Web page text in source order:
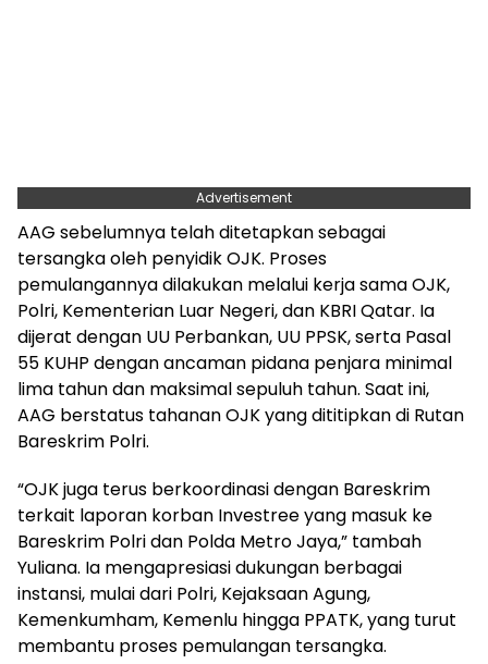
Advertisement
AAG sebelumnya telah ditetapkan sebagai
tersangka oleh penyidik OJK. Proses
pemulangannya dilakukan melalui kerja sama OJK,
Polri, Kementerian Luar Negeri, dan KBRI Qatar. Ia
dijerat dengan UU Perbankan, UU PPSK, serta Pasal
55 KUHP dengan ancaman pidana penjara minimal
lima tahun dan maksimal sepuluh tahun. Saat ini,
AAG berstatus tahanan OJK yang dititipkan di Rutan
Bareskrim Polri.
“OJK juga terus berkoordinasi dengan Bareskrim
terkait laporan korban Investree yang masuk ke
Bareskrim Polri dan Polda Metro Jaya,” tambah
Yuliana. Ia mengapresiasi dukungan berbagai
instansi, mulai dari Polri, Kejaksaan Agung,
Kemenkumham, Kemenlu hingga PPATK, yang turut
membantu proses pemulangan tersangka.